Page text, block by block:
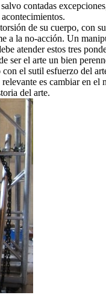
contadas
de su cuerpo, con
a la no-acción. Un
atender estos tres
ser el arte un bien
el sutil esfuerzo del
es cambiar en
del arte.